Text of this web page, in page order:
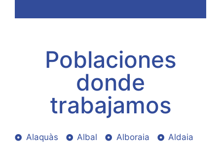
Poblaciones
donde
trabajamos
Alaquàs Albal Alboraia
Aldaia